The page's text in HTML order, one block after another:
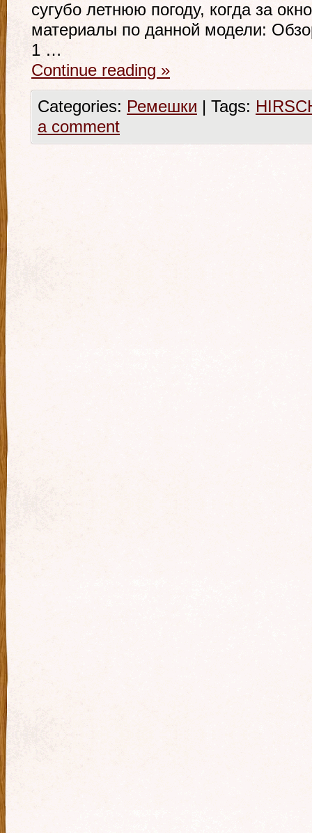
сугубо летнюю погоду, когда за
материалы по данной модели:
1 …
Continue reading »
Categories: Ремешки | Tags:
a comment